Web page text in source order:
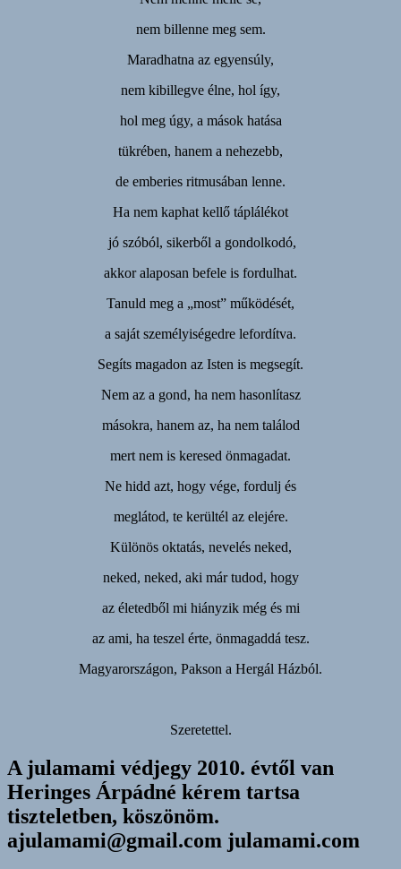
nem billenne meg sem.
Maradhatna az egyensúly,
nem kibillegve élne, hol így,
hol meg úgy, a mások hatása
tükrében, hanem a nehezebb,
de emberies ritmusában lenne.
Ha nem kaphat kellő táplálékot
jó szóból, sikerből a gondolkodó,
akkor alaposan befele is fordulhat.
Tanuld meg a „most” működését,
a saját személyiségedre lefordítva.
Segíts magadon az Isten is megsegít.
Nem az a gond, ha nem hasonlítasz
másokra, hanem az, ha nem találod
mert nem is keresed önmagadat.
Ne hidd azt, hogy vége, fordulj és
meglátod, te kerültél az elejére.
Különös oktatás, nevelés neked,
neked, neked, aki már tudod, hogy
az életedből mi hiányzik még és mi
az ami, ha teszel érte, önmagaddá tesz.
Magyarországon, Pakson a Hergál Házból.
Szeretettel.
A julamami védjegy 2010. évtől van
Heringes Árpádné kérem tartsa
tiszteletben, köszönöm.
ajulamami@gmail.com julamami.com